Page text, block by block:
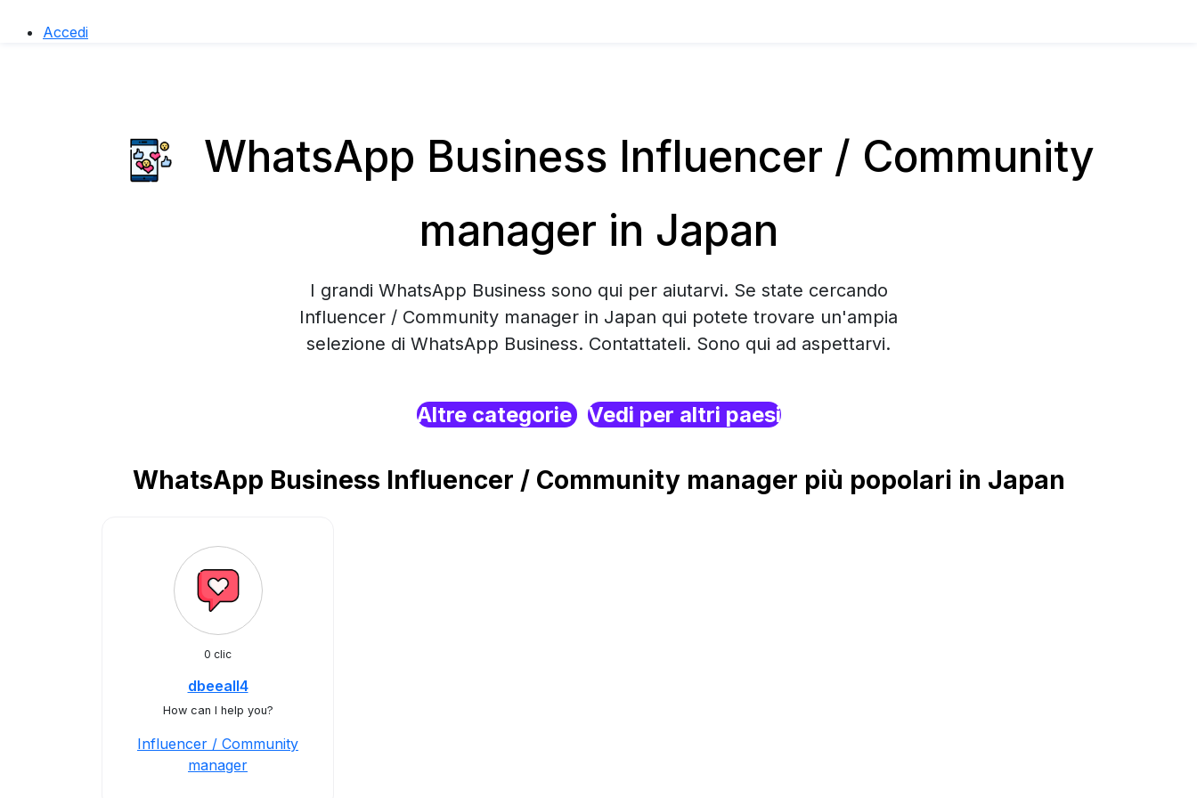
Accedi
WhatsApp Business Influencer / Community
manager in Japan
I grandi WhatsApp Business sono qui per aiutarvi. Se state cercando
Influencer / Community manager in Japan qui potete trovare un'ampia
selezione di WhatsApp Business. Contattateli. Sono qui ad aspettarvi.
Altre categorie Vedi per altri paesi
WhatsApp Business Influencer / Community manager più popolari in Japan
0 clic
dbeeall4
How can I help you?
Influencer / Community
manager